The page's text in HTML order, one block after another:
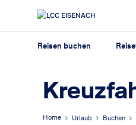
Reisen buchen
Home Urlaub Buchen